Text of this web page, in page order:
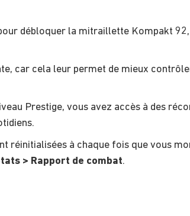
débloquer la mitraillette Kompakt
car cela leur permet de mieux
Prestige, vous avez accès à des
à chaque fois que vous
> Rapport de combat.